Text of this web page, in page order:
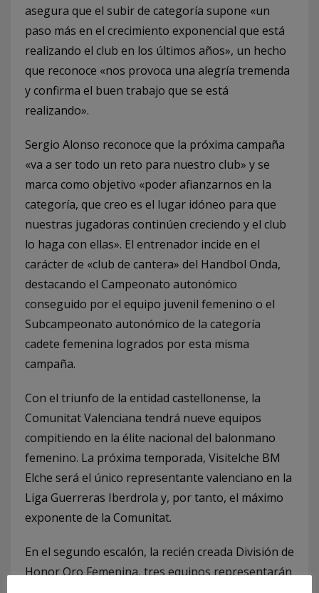
asegura que el subir de categoría supone «un
paso más en el crecimiento exponencial que está
realizando el club en los últimos años», un hecho
que reconoce «nos provoca una alegría tremenda
y confirma el buen trabajo que se está
realizando».
Sergio Alonso reconoce que la próxima campaña
«va a ser todo un reto para nuestro club» y se
marca como objetivo «poder afianzarnos en la
categoría, que creo es el lugar idóneo para que
nuestras jugadoras continúen creciendo y el club
lo haga con ellas». El entrenador incide en el
carácter de «club de cantera» del Handbol Onda,
destacando el Campeonato autonómico
conseguido por el equipo juvenil femenino o el
Subcampeonato autonómico de la categoría
cadete femenina logrados por esta misma
campaña.
Con el triunfo de la entidad castellonense, la
Comunitat Valenciana tendrá nueve equipos
compitiendo en la élite nacional del balonmano
femenino. La próxima temporada, Visitelche BM
Elche será el único representante valenciano en la
Liga Guerreras Iberdrola y, por tanto, el máximo
exponente de la Comunitat.
En el segundo escalón, la recién creada División de
Honor Oro Femenina, tres equipos representarán